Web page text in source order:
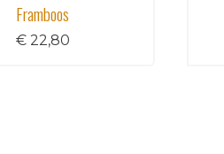
Framboos
€ 22,80